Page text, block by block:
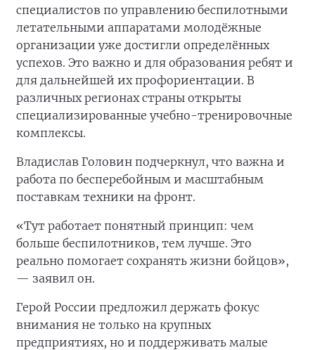
специалистов по управлению беспилотными
летательными аппаратами молодёжные
организации уже достигли определённых
успехов. Это важно и для образования ребят и
для дальнейшей их профориентации. В
различных регионах страны открыты
специализированные учебно-тренировочные
комплексы.
Владислав Головин подчеркнул, что важна и
работа по бесперебойным и масштабным
поставкам техники на фронт.
«Тут работает понятный принцип: чем
больше беспилотников, тем лучше. Это
реально помогает сохранять жизни бойцов»,
— заявил он.
Герой России предложил держать фокус
внимания не только на крупных
предприятиях, но и поддерживать малые